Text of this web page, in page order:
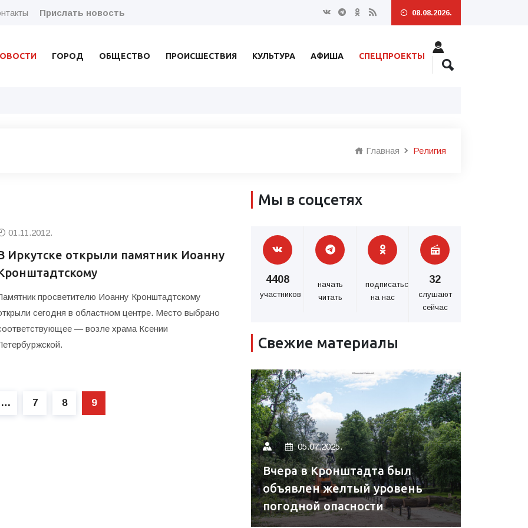
Прислать новость 08.08.2026.
ГОРОД ОБЩЕСТВО ПРОИСШЕСТВИЯ КУЛЬТУРА АФИША СПЕЦПРОЕКТЫ
Главная Религия
01.11.2012.
Иркутске открыли памятник Иоанну
просветителю Иоанну Кронштадтскому
сегодня в областном центре. Место выбрано
— возле храма Ксении
… 7 8 9
Мы в соцсетях
4408
участников
начать
читать
подписаться
на нас
32
слушают
сейчас
Свежие материалы
05.07.2025.
Вчера в Кронштадта был
объявлен желтый уровень
погодной опасности